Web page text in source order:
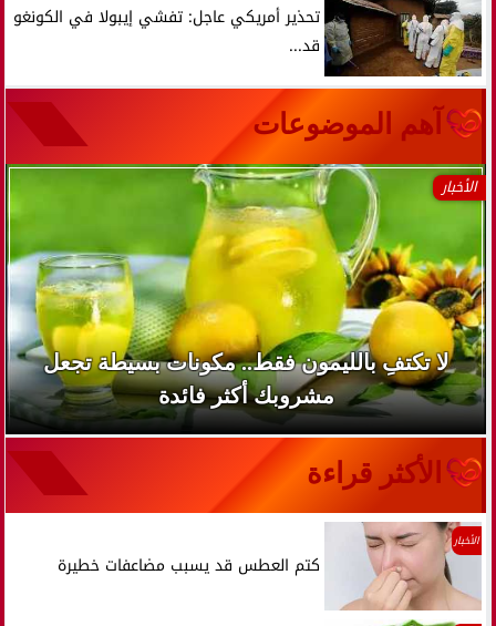
تحذير أمريكي عاجل: تفشي إيبولا في الكونغو
قد...
آهم الموضوعات
الأخبار
لا تكتفِ بالليمون فقط.. مكونات بسيطة تجعل
مشروبك أكثر فائدة
الأكثر قراءة
الأخبار
كتم العطس قد يسبب مضاعفات خطيرة